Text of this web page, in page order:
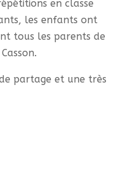
en classe
les enfants ont
tous les parents de
partage et une très